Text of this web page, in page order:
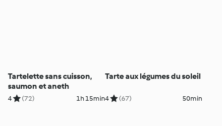
Tartelette sans cuisson,
saumon et aneth
4 (72) 1h 15min
Tarte aux légumes du soleil
4 (67) 50min